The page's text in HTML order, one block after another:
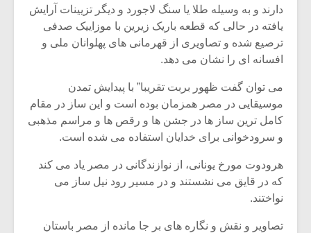
دارند و به وسیله طلا یا سنگ لاجورد و دیگر تزیینات آرایش
یافته در حالی که قطعه باریک زیرین با موزاییک صدفی
ترصیع شده و تصاویری از قهرمانی های پهلوانان ملی و
افسانه ای را نشان می دهد.
می توان گفت ظهور بربت تقریبا” با پیدایش تمدن
موسیقایی در مصر همزمان بوده است و این ساز در مقام
کامل ترین ساز ها در جشن ها و رقص ها و مراسم مذهبی
و سرودخوانی برای خدایان استفاده می شده است.
هرودوت مورخ یونانی، از نوازندگانی در مصر یاد می کند
که در قایق می نشستند و در مسیر رود نیل ساز می
نواختند.
تصاویر و نقش و نگاره های بر جا مانده از مصر باستان